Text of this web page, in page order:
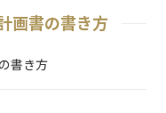
画書の書き方
書き方